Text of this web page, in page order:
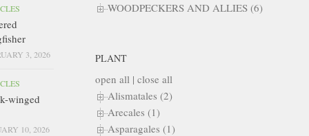
WOODPECKERS AND ALLIES (6)
PLANT
open all | close all
Alismatales (2)
Arecales (1)
Asparagales (1)
3, 2026
winged
10, 2026